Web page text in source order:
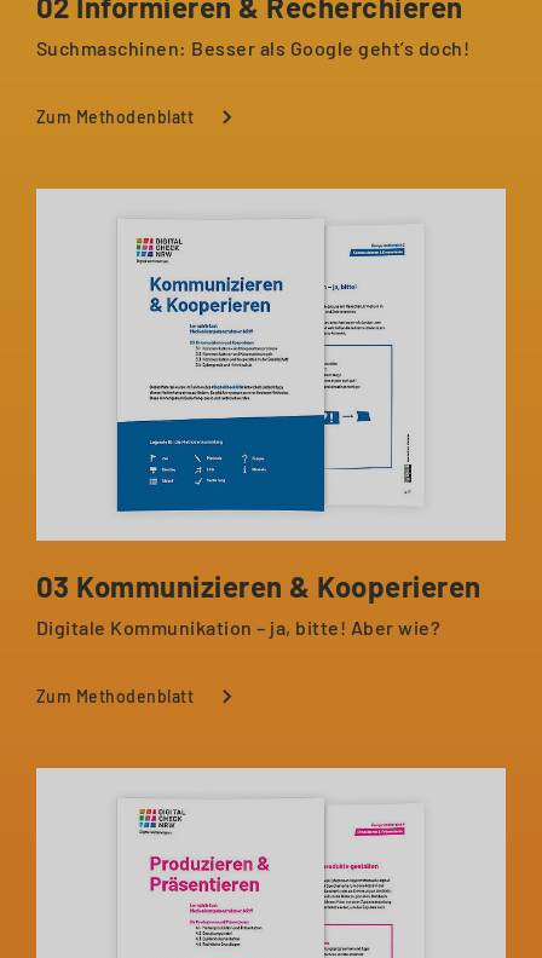
02 Informieren & Recherchieren
Suchmaschinen: Besser als Google geht’s doch!
Zum Methodenblatt
03 Kommunizieren & Kooperieren
Digitale Kommunikation – ja, bitte! Aber wie?
Zum Methodenblatt